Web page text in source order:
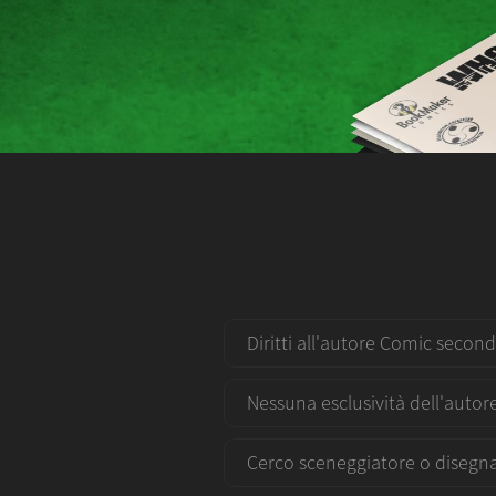
Diritti all'autore Comic
Nessuna esclusività
Cerco sceneggiatore o